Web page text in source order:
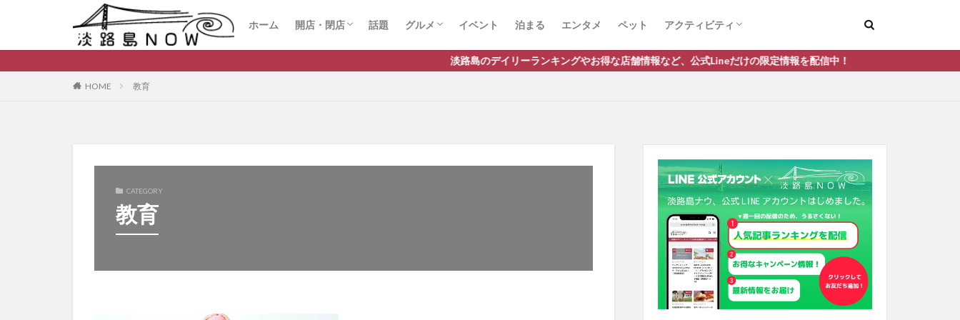
ホーム 開店・閉店 話題 グルメ
スイーツ
ラーメン
イベント 泊まる エンタメ ペット アクティビティ
デートスポット
釣り
淡路島のデイリーランキングやお得な店舗情報など、公式Lineだけの限定情報を配信中！
HOME 教育
CATEGORY
教育